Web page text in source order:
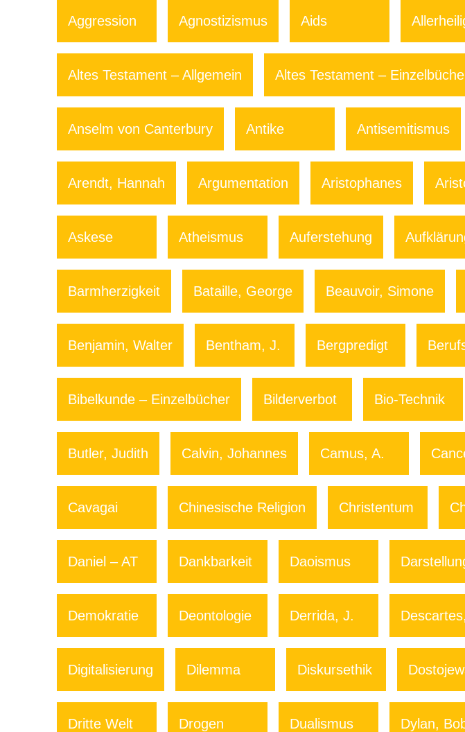
Aggression Agnostizismus Aids
Altes Testament – Allgemein Altes Testament –
Anselm von Canterbury Antike Antisemitismus
Arendt, Hannah Argumentation Aristophanes
Askese Atheismus Auferstehung
Barmherzigkeit Bataille, George Beauvoir, Simone
Benjamin, Walter Bentham, J. Bergpredigt
Bibelkunde – Einzelbücher Bilderverbot Bio-Technik
Butler, Judith Calvin, Johannes Camus, A.
Cavagai Chinesische Religion Christentum
Daniel – AT Dankbarkeit Daoismus
Demokratie Deontologie Derrida, J.
Digitalisierung Dilemma Diskursethik
Dritte Welt Drogen Dualismus Dylan,